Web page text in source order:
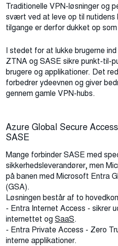
Traditionelle VPN-løsninger og
svært ved at leve op til nutidens
tilgange er derfor dukket op
I stedet for at lukke brugerne
ZTNA og SASE sikre punkt-til-
brugere og applikationer. Det
forbedrer ydeevnen og giver
gennem gamle VPN-hubs.
Azure Global Secure
SASE
Mange forbinder SASE med
sikkerhedsleverandører, men
på banen med Microsoft Entra
(GSA).
Løsningen består af to
- Entra Internet Access - sikrer
internettet og SaaS.
- Entra Private Access - Zero
interne applikationer.